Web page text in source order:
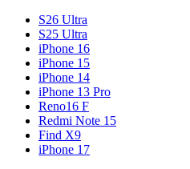
S26 Ultra
S25 Ultra
iPhone 16
iPhone 15
iPhone 14
iPhone 13 Pro
Reno16 F
Redmi Note 15
Find X9
iPhone 17